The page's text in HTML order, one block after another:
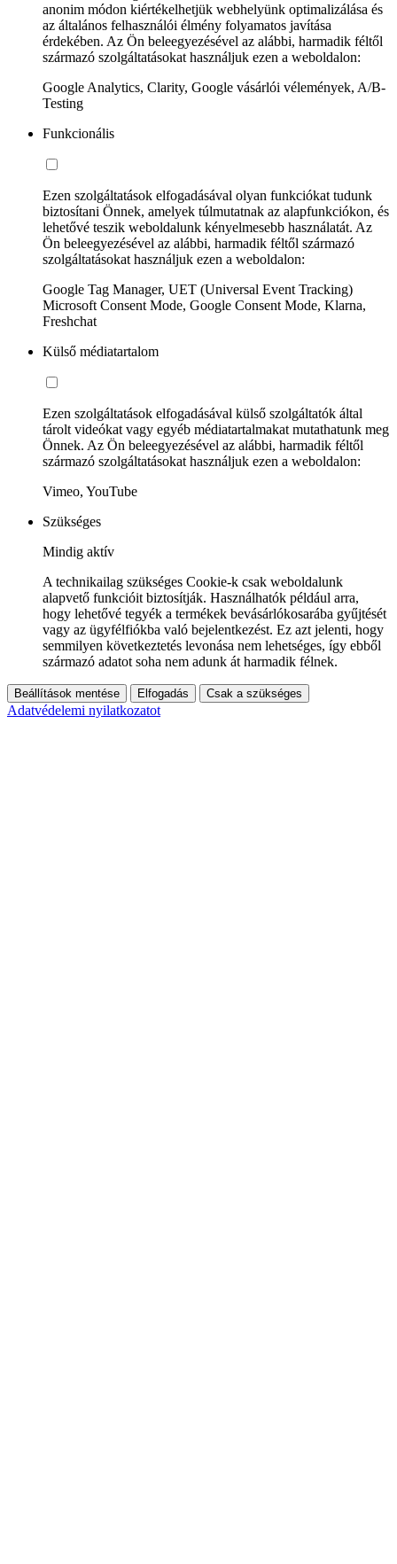
anonim módon kiértékelhetjük webhelyünk optimalizálása és
az általános felhasználói élmény folyamatos javítása
érdekében. Az Ön beleegyezésével az alábbi, harmadik féltől
származó szolgáltatásokat használjuk ezen a weboldalon:
Google Analytics, Clarity, Google vásárlói vélemények, A/B-
Testing
Funkcionális
Ezen szolgáltatások elfogadásával olyan funkciókat tudunk
biztosítani Önnek, amelyek túlmutatnak az alapfunkciókon, és
lehetővé teszik weboldalunk kényelmesebb használatát. Az
Ön beleegyezésével az alábbi, harmadik féltől származó
szolgáltatásokat használjuk ezen a weboldalon:
Google Tag Manager, UET (Universal Event Tracking)
Microsoft Consent Mode, Google Consent Mode, Klarna,
Freshchat
Külső médiatartalom
Ezen szolgáltatások elfogadásával külső szolgáltatók által
tárolt videókat vagy egyéb médiatartalmakat mutathatunk meg
Önnek. Az Ön beleegyezésével az alábbi, harmadik féltől
származó szolgáltatásokat használjuk ezen a weboldalon:
Vimeo, YouTube
Szükséges
Mindig aktív
A technikailag szükséges Cookie-k csak weboldalunk
alapvető funkcióit biztosítják. Használhatók például arra,
hogy lehetővé tegyék a termékek bevásárlókosarába gyűjtését
vagy az ügyfélfiókba való bejelentkezést. Ez azt jelenti, hogy
semmilyen következtetés levonása nem lehetséges, így ebből
származó adatot soha nem adunk át harmadik félnek.
Beállítások mentése Elfogadás Csak a szükséges
Adatvédelemi nyilatkozatot